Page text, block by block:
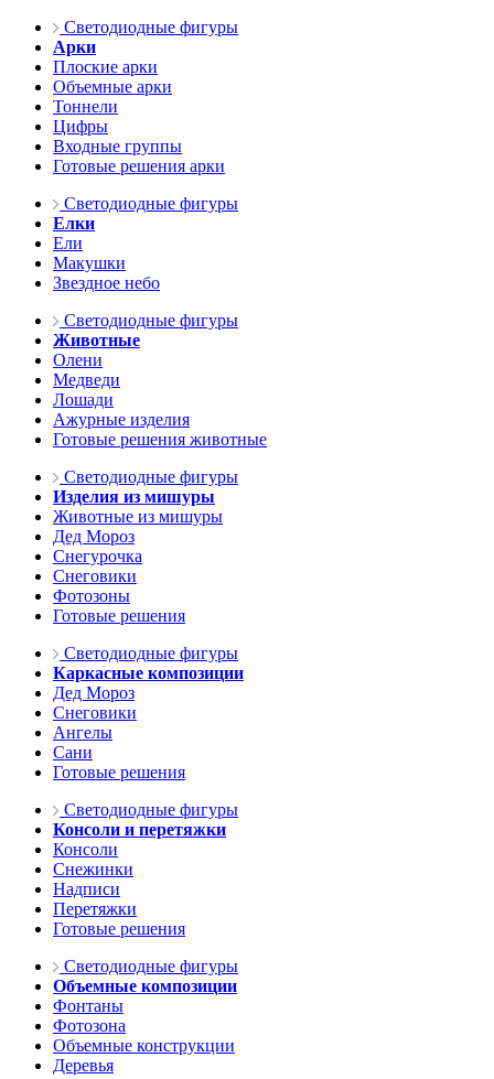
Светодиодные фигуры
Арки
Плоские арки
Объемные арки
Тоннели
Цифры
Входные группы
Готовые решения арки
Светодиодные фигуры
Елки
Ели
Макушки
Звездное небо
Светодиодные фигуры
Животные
Олени
Медведи
Лошади
Ажурные изделия
Готовые решения животные
Светодиодные фигуры
Изделия из мишуры
Животные из мишуры
Дед Мороз
Снегурочка
Снеговики
Фотозоны
Готовые решения
Светодиодные фигуры
Каркасные композиции
Дед Мороз
Снеговики
Ангелы
Сани
Готовые решения
Светодиодные фигуры
Консоли и перетяжки
Консоли
Снежинки
Надписи
Перетяжки
Готовые решения
Светодиодные фигуры
Объемные композиции
Фонтаны
Фотозона
Объемные конструкции
Деревья